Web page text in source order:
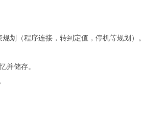
（程序连接，转到定值，停机等规划）。
储存。